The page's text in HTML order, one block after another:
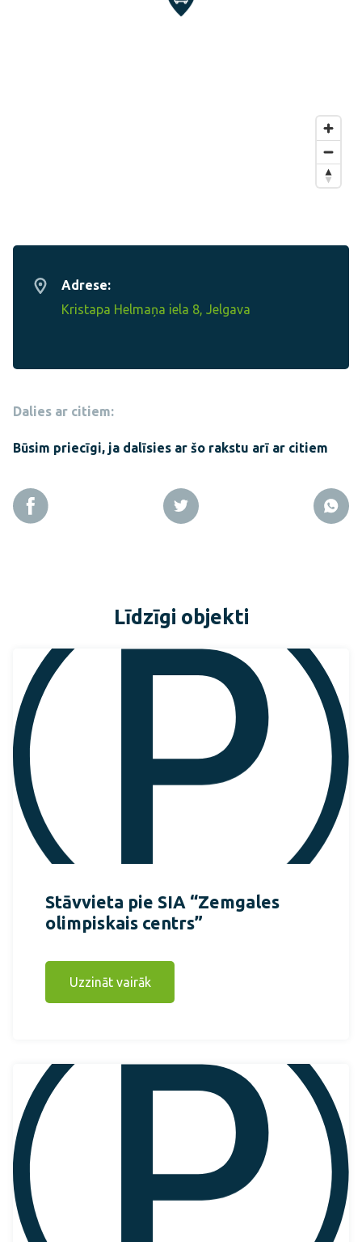
Adrese:
Kristapa Helmaņa iela 8, Jelgava
Dalies ar citiem:
Būsim priecīgi, ja dalīsies ar šo rakstu arī ar citiem
Līdzīgi objekti
Stāvvieta pie SIA “Zemgales
olimpiskais centrs”
Uzzināt vairāk